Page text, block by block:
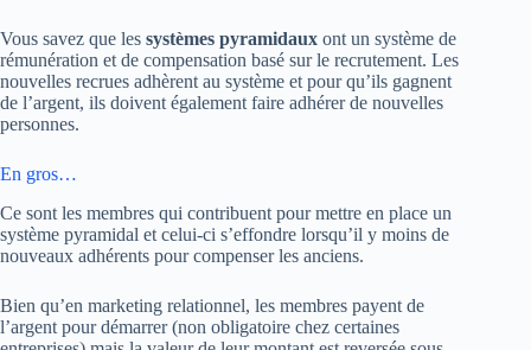
Vous savez que les systèmes pyramidaux ont un système de
rémunération et de compensation basé sur le recrutement. Les
nouvelles recrues adhèrent au système et pour qu’ils gagnent
de l’argent, ils doivent également faire adhérer de nouvelles
personnes.
En gros…
Ce sont les membres qui contribuent pour mettre en place un
système pyramidal et celui-ci s’effondre lorsqu’il y moins de
nouveaux adhérents pour compenser les anciens.
Bien qu’en marketing relationnel, les membres payent de
l’argent pour démarrer (non obligatoire chez certaines